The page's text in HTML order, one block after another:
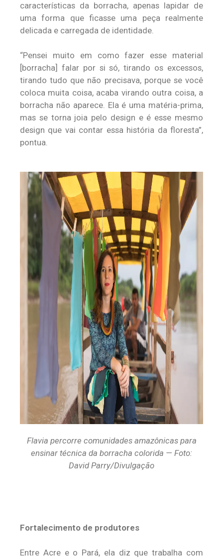
características da borracha, apenas lapidar de
uma forma que ficasse uma peça realmente
delicada e carregada de identidade.
“Pensei muito em como fazer esse material
[borracha] falar por si só, tirando os excessos,
tirando tudo que não precisava, porque se você
coloca muita coisa, acaba virando outra coisa, a
borracha não aparece. Ela é uma matéria-prima,
mas se torna joia pelo design e é esse mesmo
design que vai contar essa história da floresta”,
pontua.
Flavia percorre comunidades amazônicas para
ensinar técnica da borracha colorida — Foto:
David Parry/Divulgação
Fortalecimento de produtores
Entre Acre e o Pará, ela diz que trabalha com